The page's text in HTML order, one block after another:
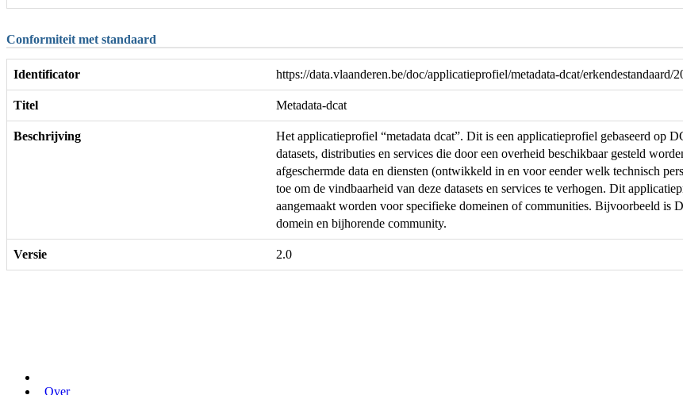
Conformiteit met standaard
Identificator https://data.vlaanderen.be/doc/applicatieprofiel/metadata-dcat/erkendestandaard/
Titel Metadata-dcat
Beschrijving
Het applicatieprofiel “metadata dcat”. Dit is een applicatieprofiel gebaseerd op
datasets, distributies en services die door een overheid beschikbaar gesteld
afgeschermde data en diensten (ontwikkeld in en voor eender welk technisch
toe om de vindbaarheid van deze datasets en services te verhogen. Dit
aangemaakt worden voor specifieke domeinen of communities. Bijvoorbeeld
domein en bijhorende community.
Versie 2.0
Over